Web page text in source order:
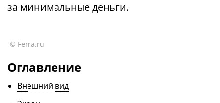
за минимальные деньги.
© Ferra.ru
Оглавление
Внешний вид